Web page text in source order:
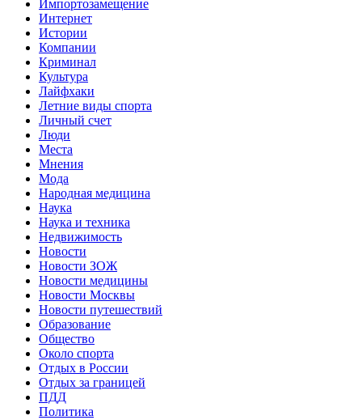
Импортозамещение
Интернет
Истории
Компании
Криминал
Культура
Лайфхаки
Летние виды спорта
Личный счет
Люди
Места
Мнения
Мода
Народная медицина
Наука
Наука и техника
Недвижимость
Новости
Новости ЗОЖ
Новости медицины
Новости Москвы
Новости путешествий
Образование
Общество
Около спорта
Отдых в России
Отдых за границей
ПДД
Политика